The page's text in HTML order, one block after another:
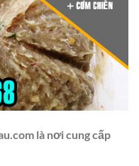
là nơi cung cấp